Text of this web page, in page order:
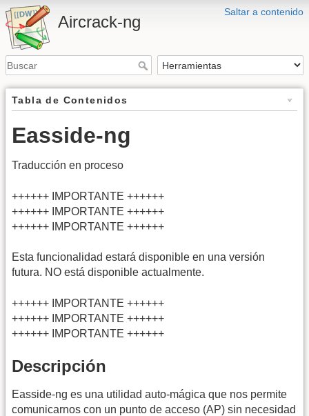
Saltar a contenido
Aircrack-ng
Tabla de Contenidos
Easside-ng
Traducción en proceso
++++++ IMPORTANTE ++++++
++++++ IMPORTANTE ++++++
++++++ IMPORTANTE ++++++
Esta funcionalidad estará disponible en una versión
futura. NO está disponible actualmente.
++++++ IMPORTANTE ++++++
++++++ IMPORTANTE ++++++
++++++ IMPORTANTE ++++++
Descripción
Easside-ng es una utilidad auto-mágica que nos permite
comunicarnos con un punto de acceso (AP) sin necesidad